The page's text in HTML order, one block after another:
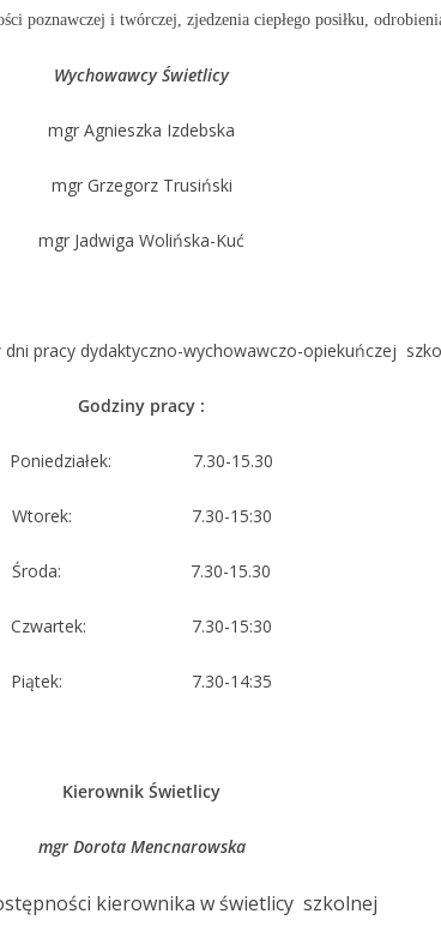
poznawczej i twórczej, zjedzenia ciepłego posiłku,
Wychowawcy Świetlicy
mgr Agnieszka Izdebska
mgr Grzegorz Trusiński
mgr Jadwiga Wolińska-Kuć
pracy dydaktyczno-wychowawczo-opiekuńczej
Godziny pracy :
Poniedziałek: 7.30-15.30
Wtorek: 7.30-15:30
Środa: 7.30-15.30
Czwartek: 7.30-15:30
Piątek: 7.30-14:35
Kierownik Świetlicy
mgr Dorota Mencnarowska
kierownika w świetlicy szkolnej